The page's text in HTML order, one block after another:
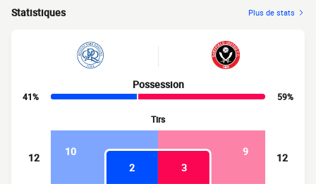
Statistiques Plus de stats
Possession
41%
59%
Tirs
12 10
9
2
3
12